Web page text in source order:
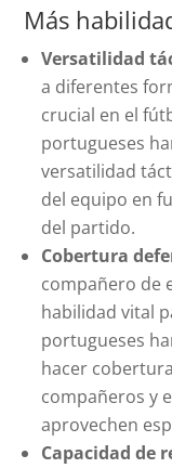
Más
Versatilidad
a diferentes
crucial en el
portugueses
versatilidad
del equipo en
del partido.
Cobertura
compañero de
habilidad vital
portugueses
hacer
compañeros y
aprovechen
Capacidad de